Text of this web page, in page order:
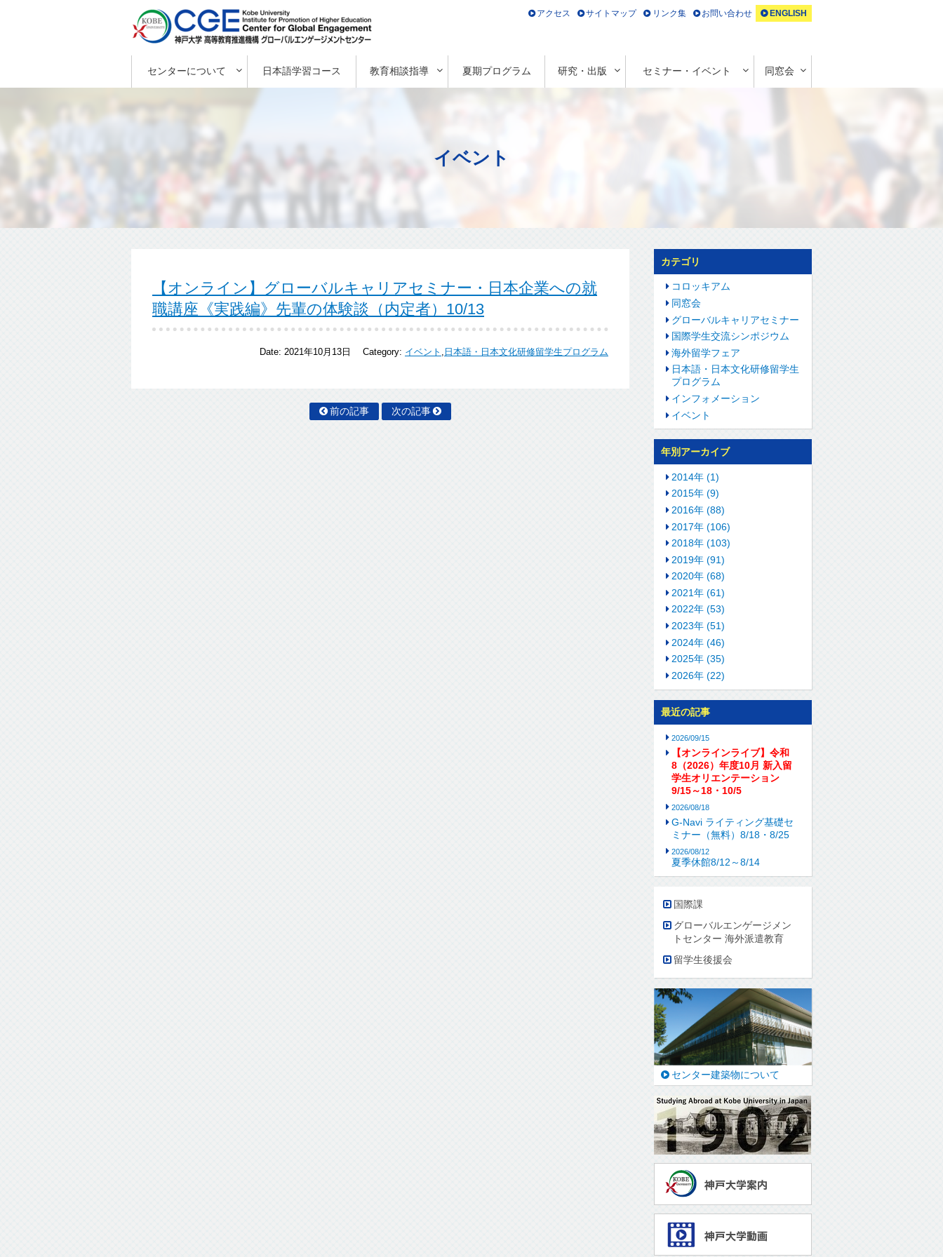
センターについて 日本語学習コース 教育相談指導 夏期プログラム 研究・出版 セミナー・イベント 同窓会
アクセス サイトマップ リンク集 お問い合わせ ENGLISH
イベント
【オンライン】グローバルキャリアセミナー・日本企業への就
職講座《実践編》先輩の体験談（内定者）10/13
Date:2021年10月13日 Category: イベント , 日本語・日本文化研修留学生プログラム
前の記事 次の記事
カテゴリ
コロッキアム
同窓会
グローバルキャリアセミナー
国際学生交流シンポジウム
海外留学フェア
日本語・日本文化研修留学生
プログラム
インフォメーション
イベント
年別アーカイブ
2014年 (1)
2015年 (9)
2016年 (88)
2017年 (106)
2018年 (103)
2019年 (91)
2020年 (68)
2021年 (61)
2022年 (53)
2023年 (51)
2024年 (46)
2025年 (35)
2026年 (22)
最近の記事
2026/09/15
【オンラインライブ】令和
8（2026）年度10月 新入留
学生オリエンテーション
9/15～18・10/5
2026/08/18
G-Navi ライティング基礎セ
ミナー（無料）8/18・8/25
2026/08/12
夏季休館8/12～8/14
国際課
グローバルエンゲージメン
トセンター 海外派遣教育
留学生後援会
センター建築物について